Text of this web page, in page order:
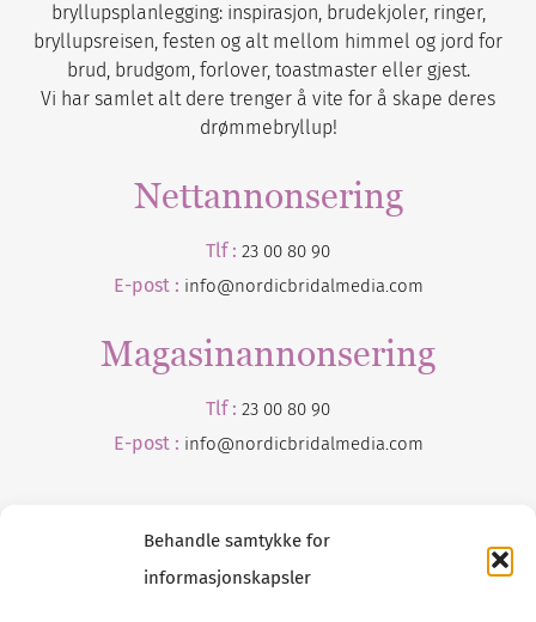
Behandle samtykke for
informasjonskapsler
bryllupsplanlegging: inspirasjon, brudekjoler, ringer,
bryllupsreisen, festen og alt mellom himmel og jord for
brud, brudgom, forlover, toastmaster eller gjest.
Vi har samlet alt dere trenger å vite for å skape deres
drømmebryllup!
Nettannonsering
Tlf : 23 00 80 90
E-post : info@nordicbridalmedia.com
Magasinannonsering
Tlf : 23 00 80 90
E-post : info@nordicbridalmedia.com